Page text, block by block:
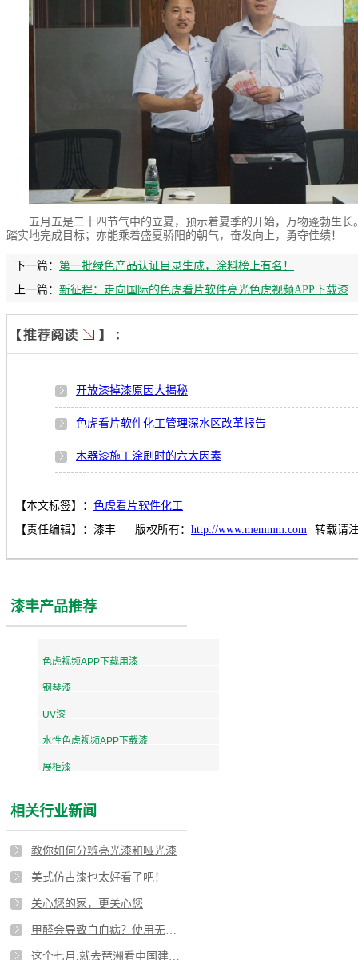
五月五是二十四节气中的立夏，预示着夏季的开始， 万物蓬勃生长
踏实地完成目标；亦能乘着盛夏骄阳的朝气，奋发向上，勇夺佳绩！
下一篇： 第一批绿色产品认证目录生成，涂料榜上有名！
上一篇： 新征程：走向国际的色虎看片软件亮光色虎视频APP下载漆
开放漆掉漆原因大揭秘
色虎看片软件化工管理深水区改革报告
木器漆施工涂刷时的六大因素
【本文标签】： 色虎看片软件化工
【责任编辑】： 漆丰 版权所有： http://www.memmm.com 转载请
漆丰产品推荐
色虎视频APP下载用漆
钢琴漆
UV漆
水性色虎视频APP下载漆
展柜漆
相关行业新闻
教你如何分辨亮光漆和哑光漆
美式仿古漆也太好看了吧！
关心您的家，更关心您